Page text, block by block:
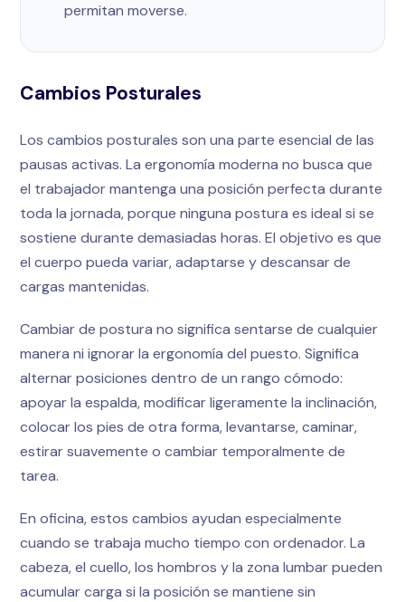
permitan moverse.
Cambios Posturales
Los cambios posturales son una parte esencial de las
pausas activas. La ergonomía moderna no busca que
el trabajador mantenga una posición perfecta durante
toda la jornada, porque ninguna postura es ideal si se
sostiene durante demasiadas horas. El objetivo es que
el cuerpo pueda variar, adaptarse y descansar de
cargas mantenidas.
Cambiar de postura no significa sentarse de cualquier
manera ni ignorar la ergonomía del puesto. Significa
alternar posiciones dentro de un rango cómodo:
apoyar la espalda, modificar ligeramente la inclinación,
colocar los pies de otra forma, levantarse, caminar,
estirar suavemente o cambiar temporalmente de
tarea.
En oficina, estos cambios ayudan especialmente
cuando se trabaja mucho tiempo con ordenador. La
cabeza, el cuello, los hombros y la zona lumbar pueden
acumular carga si la posición se mantiene sin